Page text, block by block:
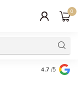
0
Wij
cadeau
4.7 /5